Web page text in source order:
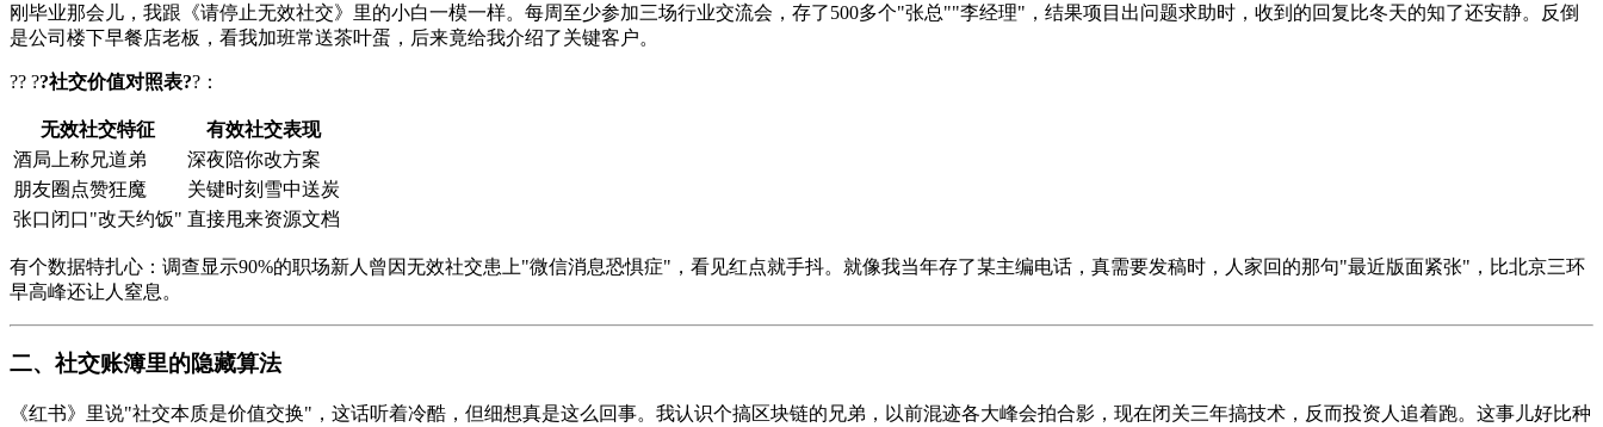
刚毕业那会儿，我跟《请停止无效社交》里的小白一模一样。每周至少参加三场行业交流会，存了500多个"张总""李经理"，结果项目出问题求助时，收到的回复比冬天的知了还安静。反倒
是公司楼下早餐店老板，看我加班常送茶叶蛋，后来竟给我介绍了关键客户。
?? ??社交价值对照表??：
无效社交特征
有效社交表现
酒局上称兄道弟
深夜陪你改方案
朋友圈点赞狂魔
关键时刻雪中送炭
张口闭口"改天约饭" 直接甩来资源文档
有个数据特扎心：调查显示90%的职场新人曾因无效社交患上"微信消息恐惧症"，看见红点就手抖。就像我当年存了某主编电话，真需要发稿时，人家回的那句"最近版面紧张"，比北京三环
早高峰还让人窒息。
二、社交账簿里的隐藏算法
《红书》里说"社交本质是价值交换"，这话听着冷酷，但细想真是这么回事。我认识个搞区块链的兄弟，以前混迹各大峰会拍合影，现在闭关三年搞技术，反而投资人追着跑。这事儿好比种